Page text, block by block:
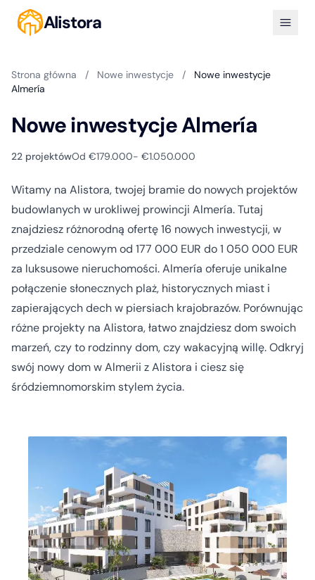
Alistora
Strona główna / Nowe inwestycje /
Nowe inwestycje
Almería
Nowe inwestycje Almería
22 projektówOd €179.000- €1.050.000
Witamy na Alistora, twojej bramie do nowych projektów
budowlanych w urokliwej prowincji Almería. Tutaj
znajdziesz różnorodną ofertę 16 nowych inwestycji, w
przedziale cenowym od 177 000 EUR do 1 050 000 EUR
za luksusowe nieruchomości. Almería oferuje unikalne
połączenie słonecznych plaż, historycznych miast i
zapierających dech w piersiach krajobrazów. Porównując
różne projekty na Alistora, łatwo znajdziesz dom swoich
marzeń, czy to rodzinny dom, czy wakacyjną willę. Odkryj
swój nowy dom w Almerii z Alistora i ciesz się
śródziemnomorskim stylem życia.